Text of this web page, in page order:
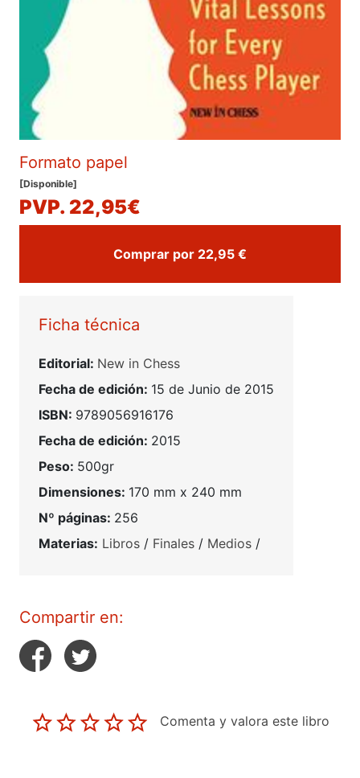
Formato papel
[Disponible]
PVP. 22,95€
Comprar por 22,95 €
Ficha técnica
Editorial: New in Chess
Fecha de edición: 15 de Junio de 2015
ISBN: 9789056916176
Fecha de edición: 2015
Peso: 500gr
Dimensiones: 170 mm x 240 mm
Nº páginas: 256
Materias: Libros / Finales / Medios /
Compartir en:
Comenta y valora este libro